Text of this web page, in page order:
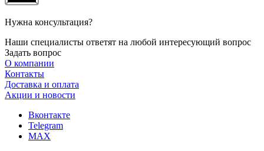
Нужна консультация?
Наши специалисты ответят на любой интересующий вопрос
Задать вопрос
О компании
Контакты
Доставка и оплата
Акции и новости
Вконтакте
Telegram
MAX